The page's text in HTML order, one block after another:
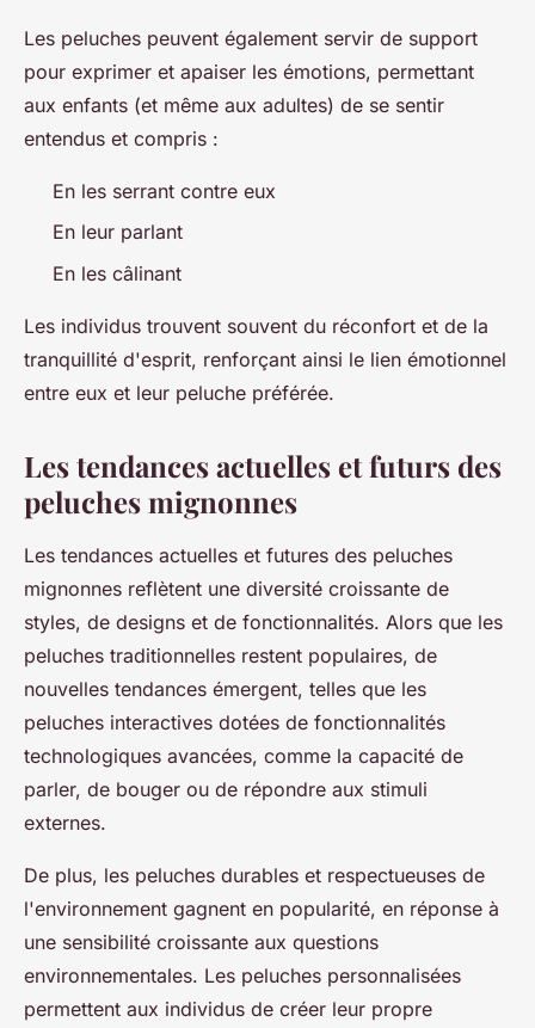
Les peluches peuvent également servir de support
pour exprimer et apaiser les émotions, permettant
aux enfants (et même aux adultes) de se sentir
entendus et compris :
En les serrant contre eux
En leur parlant
En les câlinant
Les individus trouvent souvent du réconfort et de la
tranquillité d'esprit, renforçant ainsi le lien émotionnel
entre eux et leur peluche préférée.
Les tendances actuelles et futurs des
peluches mignonnes
Les tendances actuelles et futures des peluches
mignonnes reflètent une diversité croissante de
styles, de designs et de fonctionnalités. Alors que les
peluches traditionnelles restent populaires, de
nouvelles tendances émergent, telles que les
peluches interactives dotées de fonctionnalités
technologiques avancées, comme la capacité de
parler, de bouger ou de répondre aux stimuli
externes.
De plus, les peluches durables et respectueuses de
l'environnement gagnent en popularité, en réponse à
une sensibilité croissante aux questions
environnementales. Les peluches personnalisées
permettent aux individus de créer leur propre